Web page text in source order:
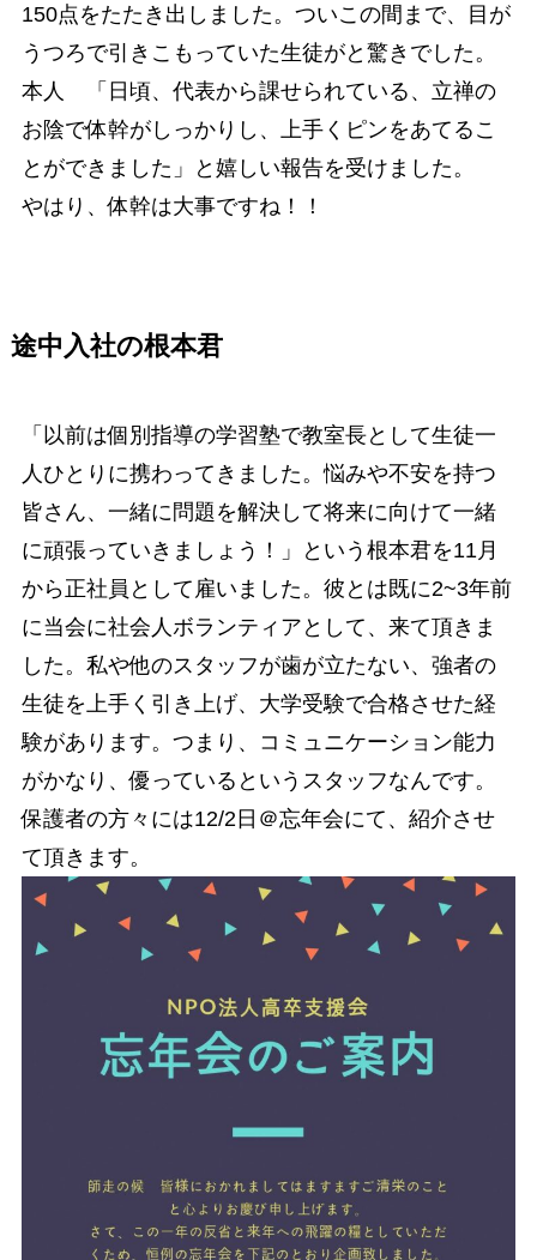
150点をたたき出しました。ついこの間まで、目が
うつろで引きこもっていた生徒がと驚きでした。
本人 「日頃、代表から課せられている、立禅の
お陰で体幹がしっかりし、上手くピンをあてるこ
とができました」と嬉しい報告を受けました。
やはり、体幹は大事ですね！！
途中入社の根本君
「以前は個別指導の学習塾で教室長として生徒一
人ひとりに携わってきました。悩みや不安を持つ
皆さん、一緒に問題を解決して将来に向けて一緒
に頑張っていきましょう！」という根本君を11月
から正社員として雇いました。彼とは既に2~3年前
に当会に社会人ボランティアとして、来て頂きま
した。私や他のスタッフが歯が立たない、強者の
生徒を上手く引き上げ、大学受験で合格させた経
験があります。つまり、コミュニケーション能力
がかなり、優っているというスタッフなんです。
保護者の方々には12/2日＠忘年会にて、紹介させ
て頂きます。